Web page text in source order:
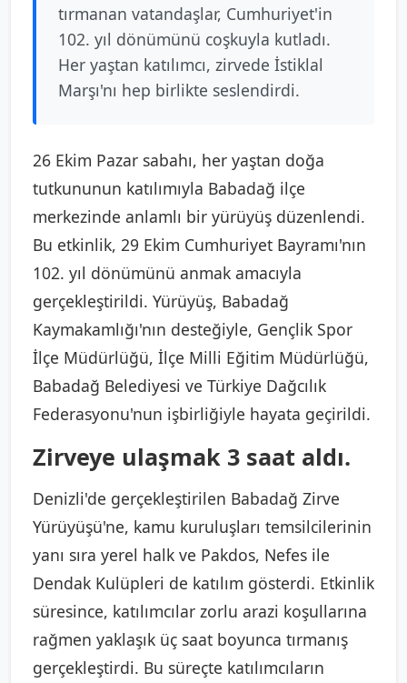
tırmanan vatandaşlar, Cumhuriyet'in
102. yıl dönümünü coşkuyla kutladı.
Her yaştan katılımcı, zirvede İstiklal
Marşı'nı hep birlikte seslendirdi.
26 Ekim Pazar sabahı, her yaştan doğa
tutkununun katılımıyla Babadağ ilçe
merkezinde anlamlı bir yürüyüş düzenlendi.
Bu etkinlik, 29 Ekim Cumhuriyet Bayramı'nın
102. yıl dönümünü anmak amacıyla
gerçekleştirildi. Yürüyüş, Babadağ
Kaymakamlığı'nın desteğiyle, Gençlik Spor
İlçe Müdürlüğü, İlçe Milli Eğitim Müdürlüğü,
Babadağ Belediyesi ve Türkiye Dağcılık
Federasyonu'nun işbirliğiyle hayata geçirildi.
Zirveye ulaşmak 3 saat aldı.
Denizli'de gerçekleştirilen Babadağ Zirve
Yürüyüşü'ne, kamu kuruluşları temsilcilerinin
yanı sıra yerel halk ve Pakdos, Nefes ile
Dendak Kulüpleri de katılım gösterdi. Etkinlik
süresince, katılımcılar zorlu arazi koşullarına
rağmen yaklaşık üç saat boyunca tırmanış
gerçekleştirdi. Bu süreçte katılımcıların